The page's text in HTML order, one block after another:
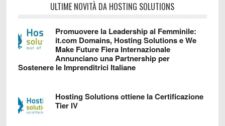
ULTIME NOVITÀ DA HOSTING SOLUTIONS
Promuovere la Leadership al Femminile:
it.com Domains, Hosting Solutions e We
Make Future Fiera Internazionale
Annunciano una Partnership per
Sostenere le Imprenditrici Italiane
Hosting Solutions ottiene la Certificazione
Tier IV